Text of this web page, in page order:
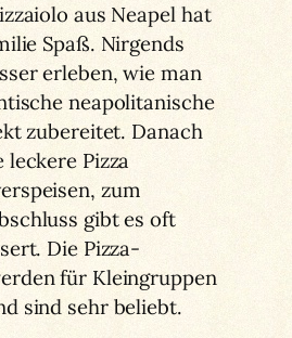
aus Neapel hat
Spaß. Nirgends
erleben, wie man
neapolitanische
zubereitet. Danach
leckere Pizza
zum
gibt es oft
Die Pizza-
für Kleingruppen
sind sehr beliebt.